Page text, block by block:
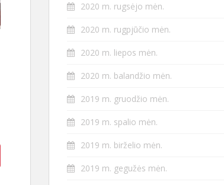
2020 m. rugsėjo mėn.
2020 m. rugpjūčio mėn.
2020 m. liepos mėn.
2020 m. balandžio mėn.
2019 m. gruodžio mėn.
2019 m. spalio mėn.
2019 m. birželio mėn.
2019 m. gegužės mėn.